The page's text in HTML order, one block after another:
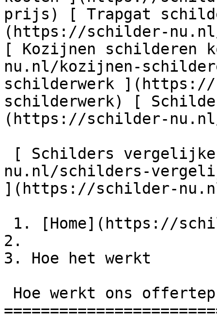
prijs) [ Trapgat
(https://schilder-
[ Kozijnen
nu.nl/kozijnen-
schilderwerk
schilderwerk) [
(https://schilder-nu.nl/
nu.nl/schilders-
](https://schilder-
2.
3. Hoe het werkt